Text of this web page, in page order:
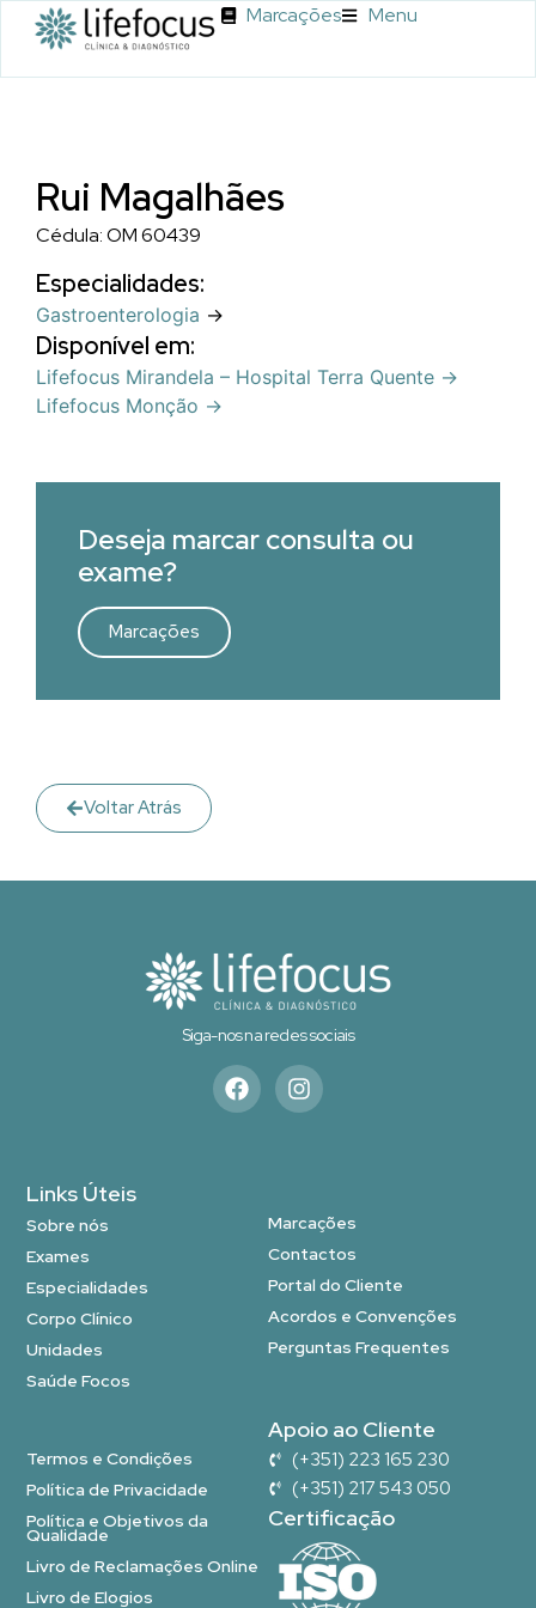
Marcações Menu
Rui Magalhães
Cédula: OM 60439
Especialidades:
Gastroenterologia →
Disponível em:
Lifefocus Mirandela – Hospital Terra Quente →
Lifefocus Monção →
Deseja marcar consulta ou
exame?
Marcações
Voltar Atrás
Siga-nos na redes sociais
Links Úteis
Sobre nós
Exames
Especialidades
Corpo Clínico
Unidades
Saúde Focos
Marcações
Contactos
Portal do Cliente
Acordos e Convenções
Perguntas Frequentes
Termos e Condições
Política de Privacidade
Política e Objetivos da
Qualidade
Livro de Reclamações Online
Livro de Elogios
Apoio ao Cliente
(+351) 223 165 230
(+351) 217 543 050
Certificação